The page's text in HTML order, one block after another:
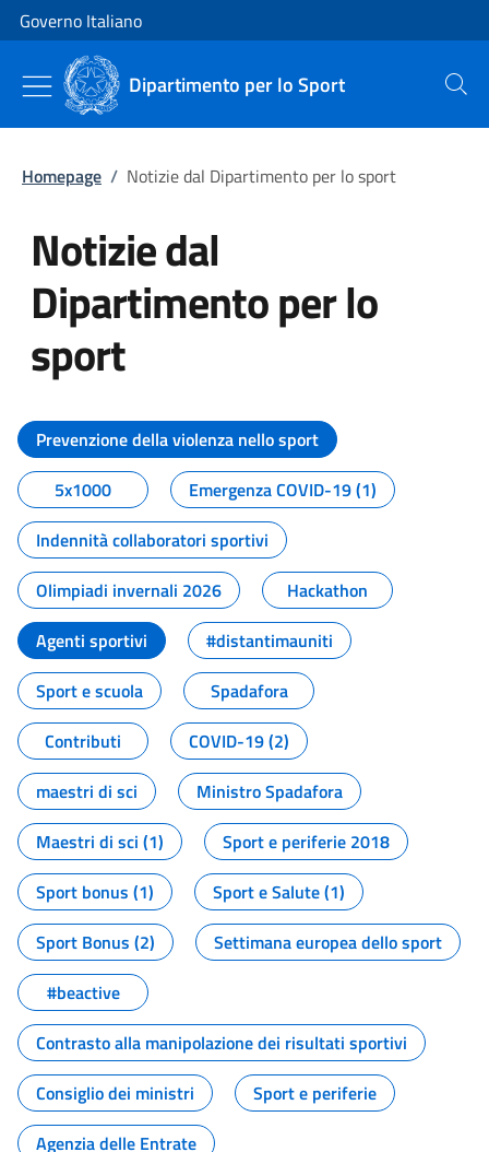
Vai al contenuto
Vai alla navigazione del sito
Governo Italiano
Dipartimento per lo Sport Cerca
Homepage / Notizie dal Dipartimento per lo sport
Notizie dal
Dipartimento per lo
sport
Tutti i contenuti della pagina
Prevenzione della violenza nello sport
5x1000
Emergenza COVID-19 (1)
Indennità collaboratori sportivi
Olimpiadi invernali 2026
Hackathon
Agenti sportivi
#distantimauniti
Sport e scuola
Spadafora
Contributi
COVID-19 (2)
maestri di sci
Ministro Spadafora
Maestri di sci (1)
Sport e periferie 2018
Sport bonus (1)
Sport e Salute (1)
Sport Bonus (2)
Settimana europea dello sport
#beactive
Contrasto alla manipolazione dei risultati sportivi
Consiglio dei ministri
Sport e periferie
Agenzia delle Entrate